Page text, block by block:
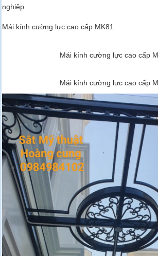
Mái kính cường lực cao cấp MK81
Mái kính cường lực cao cấp
Mái kính cường lực cao cấp